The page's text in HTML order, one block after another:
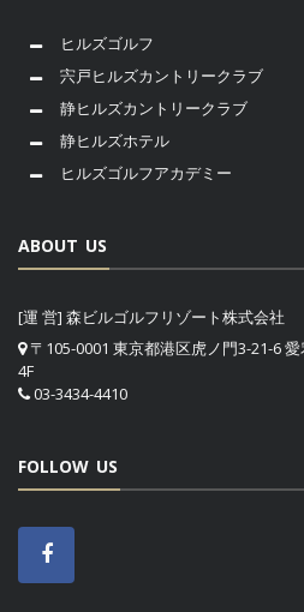
ヒルズゴルフ
宍戸ヒルズカントリークラブ
静ヒルズカントリークラブ
静ヒルズホテル
ヒルズゴルフアカデミー
ABOUT US
[運 営] 森ビルゴルフリゾート株式会社
〒105-0001 東京都港区虎ノ門3-21-6
4F
03-3434-4410
FOLLOW US